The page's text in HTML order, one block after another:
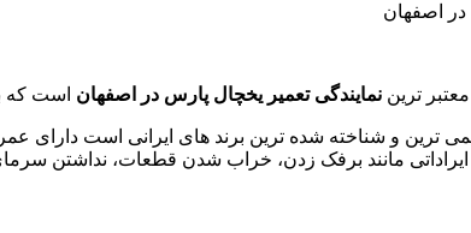
در اصفهان
ترین نمایندگی تعمیر یخچال پارس در اصفهان است که
ترین و شناخته شده ترین برند های ایرانی است دارای
مانند برفک زدن، خراب شدن قطعات، نداشتن